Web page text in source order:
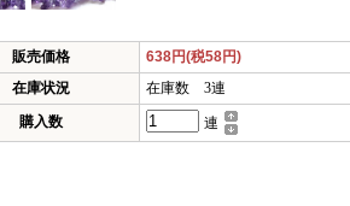
販売価格
638円(税58円)
在庫状況
在庫数 3連
購入数
連